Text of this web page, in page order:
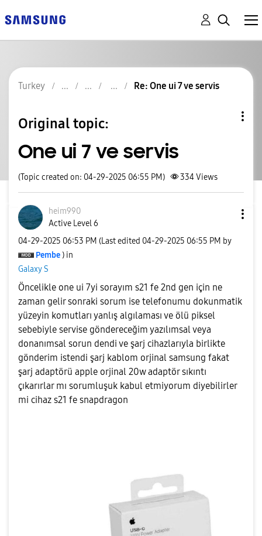
Turkey Re: One ui 7 ve servis
Original topic:
One ui 7 ve servis
(Topic created on: 04-29-2025 06:55 PM) 334Views
heim990
Active Level 6
‎04-29-2025 06:53 PM (Last edited ‎04-29-2025 06:55 PM by
Pembe ) in
Galaxy S
Öncelikle one ui 7yi sorayım s21 fe 2nd gen için ne
zaman gelir sonraki sorum ise telefonumu dokunmatik
yüzeyin komutları yanlış algılaması ve ölü piksel
sebebiyle servise göndereceğim yazılımsal veya
donanımsal sorun dendi ve şarj cihazlarıyla birlikte
gönderim istendi şarj kablom orjinal samsung fakat
şarj adaptörü apple orjinal 20w adaptör sıkıntı
çıkarırlar mı sorumluşuk kabul etmiyorum diyebilirler
mi cihaz s21 fe snapdragon